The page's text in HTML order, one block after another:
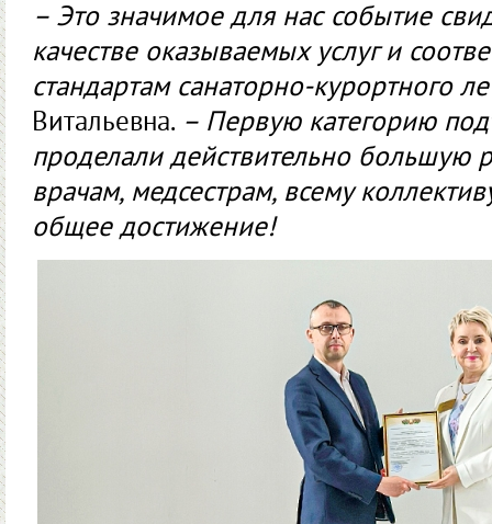
– Это значимое для нас событие
качестве оказывае­мых услуг и
стандартам санаторно-курортного
Витальевна. – Первую категорию
проделали действительно большую
врачам, медсестрам, всему
общее достижение!